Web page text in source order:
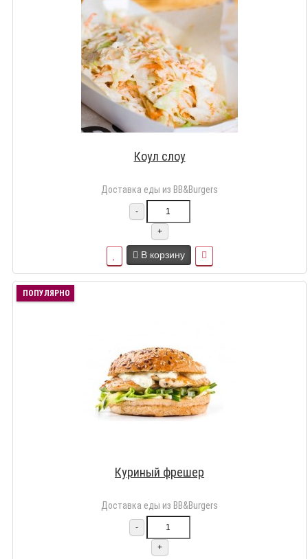
Коул слоу
Доставка еды из BB&Burgers
-
+
В корзину
ПОПУЛЯРНО
Куриный фрешер
Доставка еды из BB&Burgers
-
+